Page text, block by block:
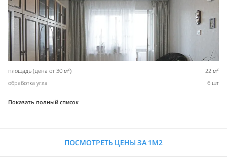
площадь (цена от 30 м2) 22 м2
обработка угла 6 шт
Показать полный список
ПОСМОТРЕТЬ ЦЕНЫ ЗА 1М2